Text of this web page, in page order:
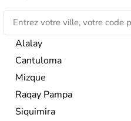
Alalay
Cantuloma
Mizque
Raqay Pampa
Siquimira